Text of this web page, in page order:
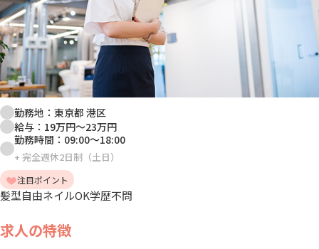
勤務地： 東京都 港区
給与： 19万円～23万円
勤務時間： 09:00～18:00
+ 完全週休2日制（土日）
注目ポイント
髪型自由ネイルOK学歴不問
求人の特徴